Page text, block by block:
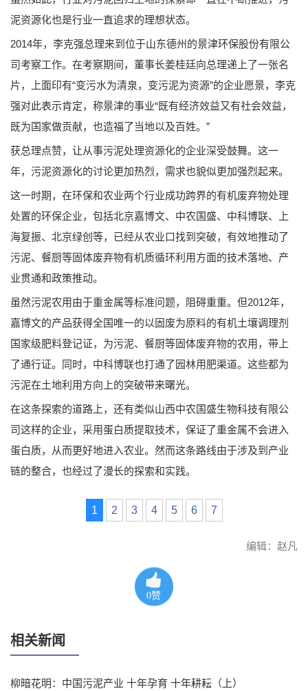
泥资源化也是行业一直追求的理想状态。
2014年，李克强总理来到位于山东德州的景津环保股份有限公
司考察工作。在考察期间，董事长姜桂廷向总理递上了一张名
片，上面印有“变污水为清泉，变污泥为资源”的企业愿景，李克
强对此表示肯定，称景津的事业“既有经济效益又有社会效益，
既为国家做贡献，也造福了当地以及百姓。”
获总理点赞，让从事污泥处理资源化的企业深受鼓舞。这一
年，污泥资源化的讨论更加热烈，需求也貌似更加强烈起来。
这一时期，在环保和农业两个行业成功跨界的有机废弃物处理
处置的环保企业，包括北京嘉博文、中农国盛、中科博联、上
海复振、北京绿创等，已经从农业口找到突破，有效地推动了
污泥、餐厨等固体废弃物有机质循环利用方面的技术落地、产
业贯通和政策推动。
虽然污泥农用由于重金属等标准问题，阻碍重重。但2012年，
嘉博文的产品获得全国唯一的以固废为原料的有机土壤调理剂
国家级肥料登记证，为污泥、餐厨等固体废弃物的农用，带上
了通行证。同时，中科博联也打通了园林用肥渠道。这些都为
污泥在土地利用方向上的突破带来曙光。
在这条探索的道路上，还有类似山西中农国盛生物科技有限公
司这样的企业，采用蛋白质提取技术，保证了重金属不会进入
蛋白质，从而更好地进入农业。然而这条路线由于涉及到产业
链的整合，也经过了漫长的探索和实践。
1 2 3 4 5 6 7
编辑：赵凡
0赞
相关新闻
柳暗花明：中国污泥产业 十年孕育 十年耕耘（上）